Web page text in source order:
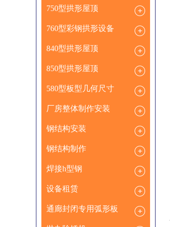
750型拱形屋顶
760型彩钢拱形设备
840型拱形屋顶
850型拱形屋顶
580型板型几何尺寸
厂房整体制作安装
钢结构安装
钢结构制作
焊接h型钢
设备租赁
通廊封闭专用弧形板